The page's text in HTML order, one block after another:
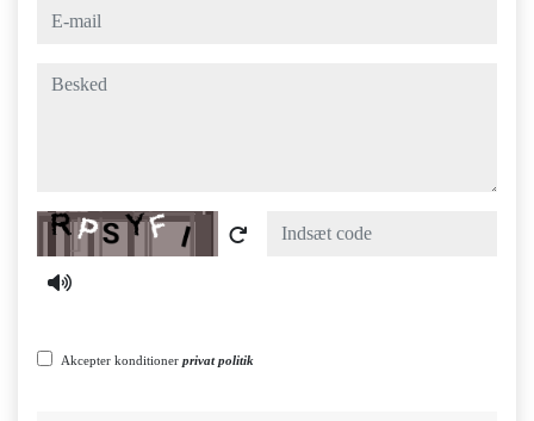
e-mail
besked
Captcha
Akcepter konditioner privat politik